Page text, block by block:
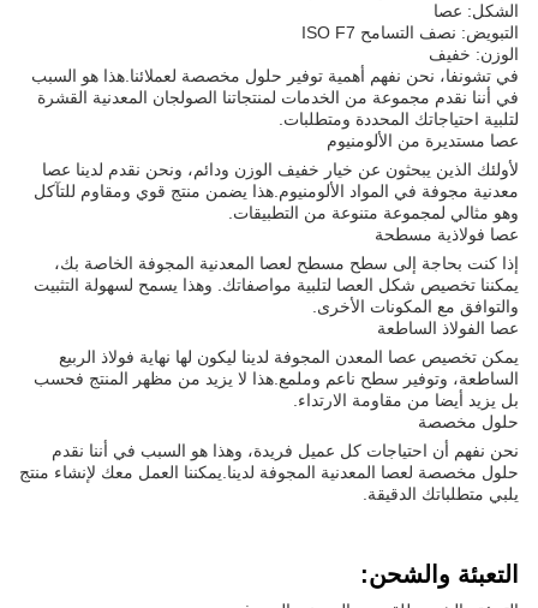
الشكل: عصا
التبويض: نصف التسامح ISO F7
الوزن: خفيف
في تشونفا، نحن نفهم أهمية توفير حلول مخصصة لعملائنا.هذا هو السبب
في أننا نقدم مجموعة من الخدمات لمنتجاتنا الصولجان المعدنية القشرة
لتلبية احتياجاتك المحددة ومتطلبات.
عصا مستديرة من الألومنيوم
لأولئك الذين يبحثون عن خيار خفيف الوزن ودائم، ونحن نقدم لدينا عصا
معدنية مجوفة في المواد الألومنيوم.هذا يضمن منتج قوي ومقاوم للتآكل
وهو مثالي لمجموعة متنوعة من التطبيقات.
عصا فولاذية مسطحة
إذا كنت بحاجة إلى سطح مسطح لعصا المعدنية المجوفة الخاصة بك،
يمكننا تخصيص شكل العصا لتلبية مواصفاتك. وهذا يسمح لسهولة التثبيت
والتوافق مع المكونات الأخرى.
عصا الفولاذ الساطعة
يمكن تخصيص عصا المعدن المجوفة لدينا ليكون لها نهاية فولاذ الربيع
الساطعة، وتوفير سطح ناعم وملمع.هذا لا يزيد من مظهر المنتج فحسب
بل يزيد أيضا من مقاومة الارتداء.
حلول مخصصة
نحن نفهم أن احتياجات كل عميل فريدة، وهذا هو السبب في أننا نقدم
حلول مخصصة لعصا المعدنية المجوفة لدينا.يمكننا العمل معك لإنشاء منتج
يلبي متطلباتك الدقيقة.
التعبئة والشحن: